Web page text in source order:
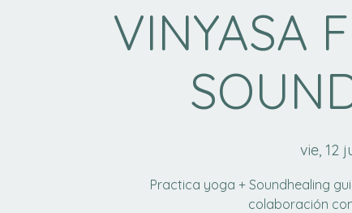
VINYASA
vie, 12
Practica yoga + Soundhealing
colaboración